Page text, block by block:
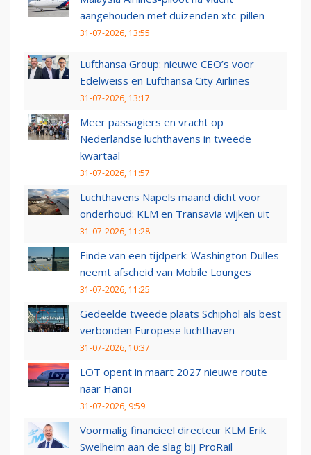
aangehouden met duizenden xtc-pillen
31-07-2026, 13:55
Lufthansa Group: nieuwe CEO’s voor
Edelweiss en Lufthansa City Airlines
31-07-2026, 13:17
Meer passagiers en vracht op
Nederlandse luchthavens in tweede
kwartaal
31-07-2026, 11:57
Luchthavens Napels maand dicht voor
onderhoud: KLM en Transavia wijken uit
31-07-2026, 11:28
Einde van een tijdperk: Washington Dulles
neemt afscheid van Mobile Lounges
31-07-2026, 11:25
Gedeelde tweede plaats Schiphol als best
verbonden Europese luchthaven
31-07-2026, 10:37
LOT opent in maart 2027 nieuwe route
naar Hanoi
31-07-2026, 9:59
Voormalig financieel directeur KLM Erik
Swelheim aan de slag bij ProRail